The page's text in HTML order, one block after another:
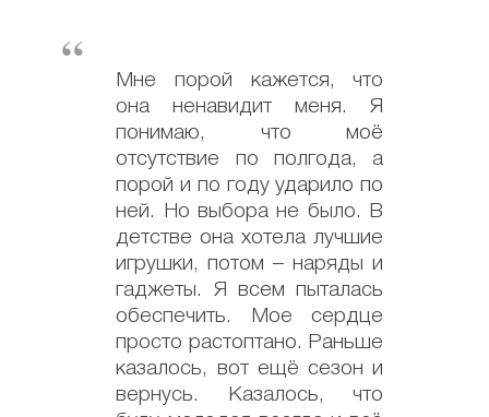
Мне порой кажется, что
она ненавидит меня. Я
понимаю, что моё
отсутствие по полгода, а
порой и по году ударило по
ней. Но выбора не было. В
детстве она хотела лучшие
игрушки, потом – наряды и
гаджеты. Я всем пыталась
обеспечить. Мое сердце
просто растоптано. Раньше
казалось, вот ещё сезон и
вернусь. Казалось, что